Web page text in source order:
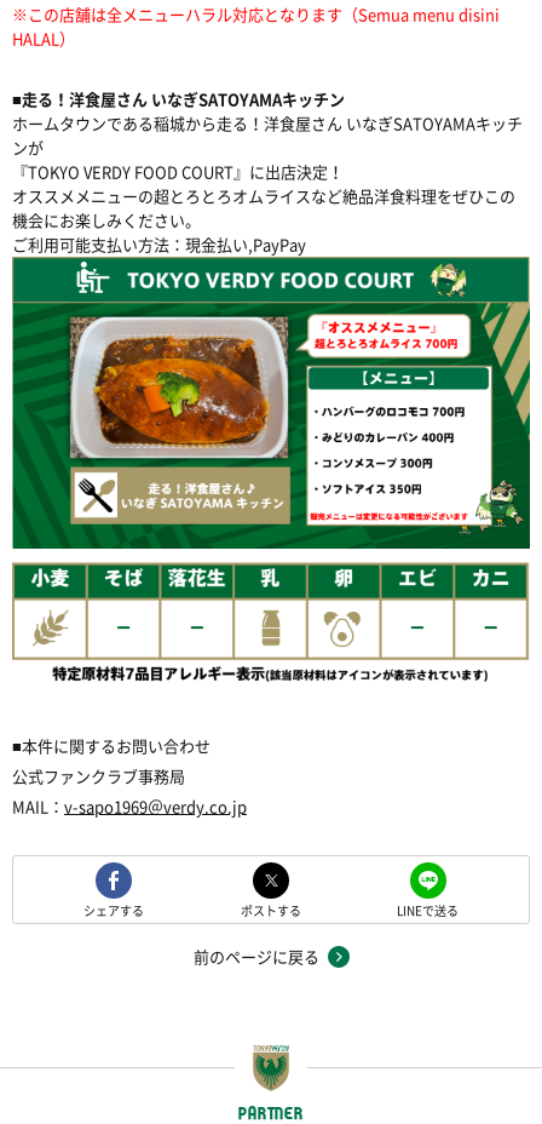
※この店舗は全メニューハラル対応となります（Semua menu disini
HALAL）
■走る！洋食屋さん いなぎSATOYAMAキッチン
ホームタウンである稲城から走る！洋食屋さん いなぎSATOYAMAキッチ
ンが
『TOKYO VERDY FOOD COURT』に出店決定！
オススメメニューの超とろとろオムライスなど絶品洋食料理をぜひこの
機会にお楽しみください。
ご利用可能支払い方法：現金払い,PayPay
■本件に関するお問い合わせ
公式ファンクラブ事務局
MAIL： v-sapo1969＠verdy.co.jp
シェアする ポストする LINEで送る
前のページに戻る
PARTNER